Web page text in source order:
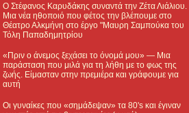
Ο Στέφανος Καρυδάκης συναντά την Ζέτα Λιάλιου.
Μια νέα ηθοποιό που φέτος την βλέπουμε στο
Θέατρο Αλκμήνη στο έργο "Μαυρη Σαμπούκα του
Τόλη Παπαδημητρίου
«Πριν ο άνεμος ξεχάσει το όνομά μου» — Μια
παράσταση που μιλά για τη λήθη με το φως της
ζωής. Είμασταν στην πρεμιέρα και γράφουμε για
αυτή
Οι γυναίκες που «σημάδεψαν» τα 80's και έγιναν